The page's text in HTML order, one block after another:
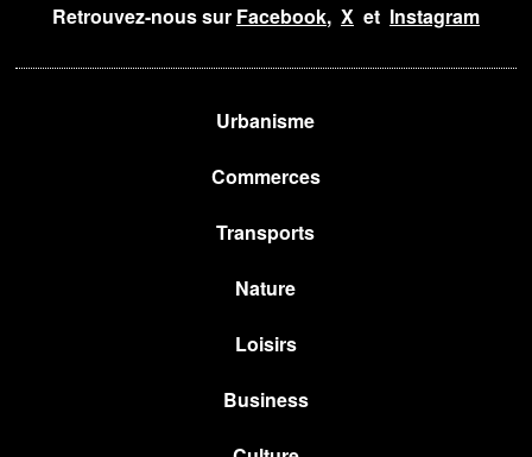
Retrouvez-nous sur Facebook, Xet Instagram
Urbanisme
Commerces
Transports
Nature
Loisirs
Business